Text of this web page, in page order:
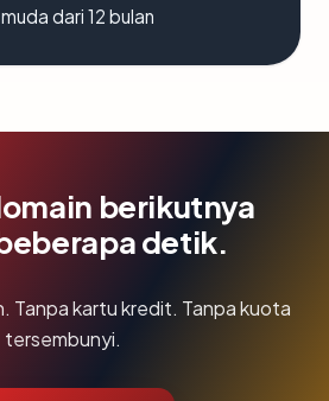
dari 12 bulan
berikutnya
detik.
Tanpa kartu kredit. Tanpa kuota
tersembunyi.